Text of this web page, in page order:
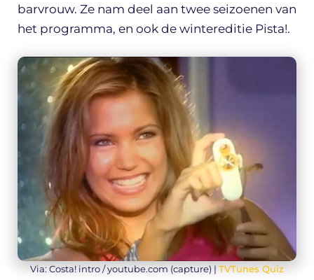
barvrouw. Ze nam deel aan twee seizoenen van
het programma, en ook de wintereditie Pista!.
Via: Costa! intro / youtube.com (capture) | TVTunes Quiz